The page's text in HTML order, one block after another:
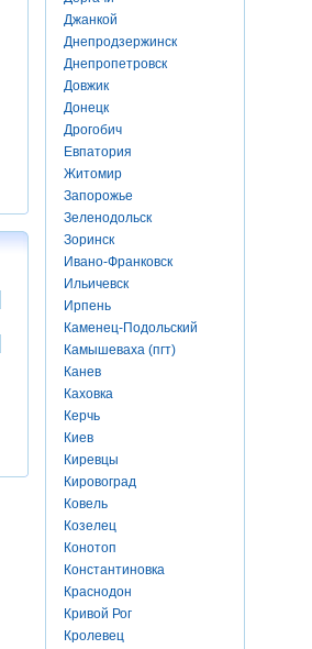
Джанкой
Днепродзержинск
Днепропетровск
Довжик
Донецк
Дрогобич
Евпатория
Житомир
Запорожье
Зеленодольск
Зоринск
Ивано-Франковск
Ильичевск
Ирпень
Каменец-Подольский
Камышеваха (пгт)
Канев
Каховка
Керчь
Киев
Киревцы
Кировоград
Ковель
Козелец
Конотоп
Константиновка
Краснодон
Кривой Рог
Кролевец